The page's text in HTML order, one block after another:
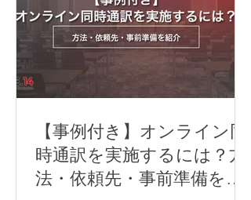
【事例付き】オンライン同
時通訳を実施するには？方
法・依頼先・事前準備を紹